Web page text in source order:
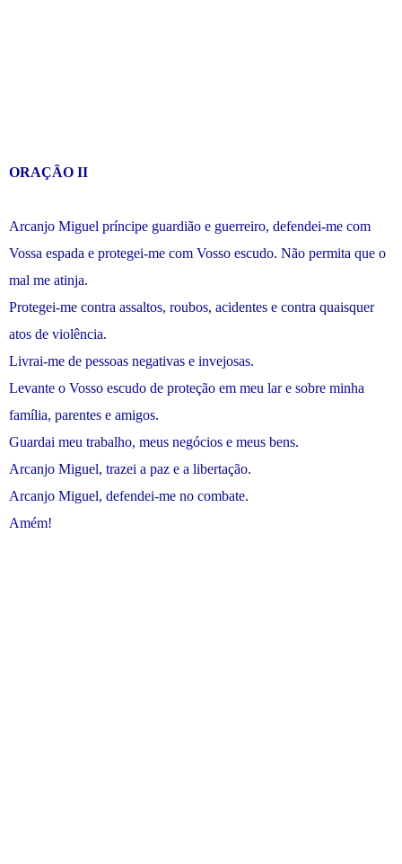
ORAÇÃO II
Arcanjo Miguel príncipe guardião e guerreiro, defendei-me com
Vossa espada e protegei-me com Vosso escudo. Não permita que o
mal me atinja.
Protegei-me contra assaltos, roubos, acidentes e contra quaisquer
atos de violência.
Livrai-me de pessoas negativas e invejosas.
Levante o Vosso escudo de proteção em meu lar e sobre minha
família, parentes e amigos.
Guardai meu trabalho, meus negócios e meus bens.
Arcanjo Miguel, trazei a paz e a libertação.
Arcanjo Miguel, defendei-me no combate.
Amém!